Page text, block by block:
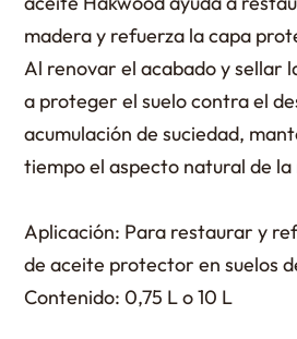
madera y refuerza la capa
Al renovar el acabado y sellar
a proteger el suelo contra el
acumulación de suciedad,
tiempo el aspecto natural de la
Aplicación: Para restaurar y
de aceite protector en suelos
Contenido: 0,75 L o 10 L